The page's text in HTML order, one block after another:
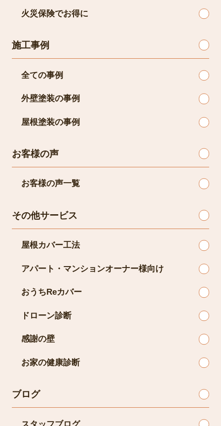
火災保険でお得に
施工事例
全ての事例
外壁塗装の事例
屋根塗装の事例
お客様の声
お客様の声一覧
その他サービス
屋根カバー工法
アパート・マンションオーナー様向け
おうちReカバー
ドローン診断
感謝の壁
お家の健康診断
ブログ
スタッフブログ